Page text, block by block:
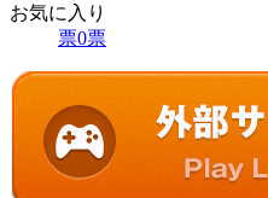
お気に入り
票0票